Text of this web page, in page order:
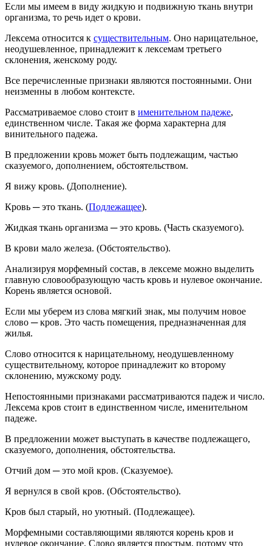
Если мы имеем в виду жидкую и подвижную ткань внутри
организма, то речь идет о крови.
Лексема относится к существительным. Оно нарицательное,
неодушевленное, принадлежит к лексемам третьего
склонения, женскому роду.
Все перечисленные признаки являются постоянными. Они
неизменны в любом контексте.
Рассматриваемое слово стоит в именительном падеже,
единственном числе. Такая же форма характерна для
винительного падежа.
В предложении кровь может быть подлежащим, частью
сказуемого, дополнением, обстоятельством.
Я вижу кровь. (Дополнение).
Кровь ─ это ткань. (Подлежащее).
Жидкая ткань организма ─ это кровь. (Часть сказуемого).
В крови мало железа. (Обстоятельство).
Анализируя морфемный состав, в лексеме можно выделить
главную словообразующую часть кровь и нулевое окончание.
Корень является основой.
Если мы уберем из слова мягкий знак, мы получим новое
слово ─ кров. Это часть помещения, предназначенная для
жилья.
Слово относится к нарицательному, неодушевленному
существительному, которое принадлежит ко второму
склонению, мужскому роду.
Непостоянными признаками рассматриваются падеж и число.
Лексема кров стоит в единственном числе, именительном
падеже.
В предложении может выступать в качестве подлежащего,
сказуемого, дополнения, обстоятельства.
Отчий дом ─ это мой кров. (Сказуемое).
Я вернулся в свой кров. (Обстоятельство).
Кров был старый, но уютный. (Подлежащее).
Морфемными составляющими являются корень кров и
нулевое окончание. Слово является простым, потому что